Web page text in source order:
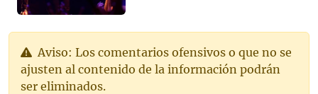
Aviso: Los comentarios ofensivos o que no se
ajusten al contenido de la información podrán
ser eliminados.